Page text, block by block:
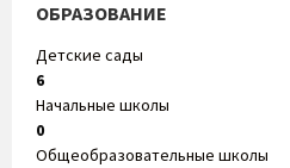
ОБРАЗОВАНИЕ
Детские сады
6
Начальные школы
0
Общеобразовательные школы